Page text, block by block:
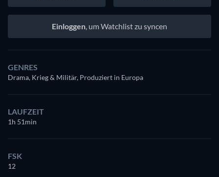
Einloggen, um Watchlist zu syncen
GENRES
Drama, Krieg & Militär, Produziert in Europa
LAUFZEIT
1h 51min
FSK
12